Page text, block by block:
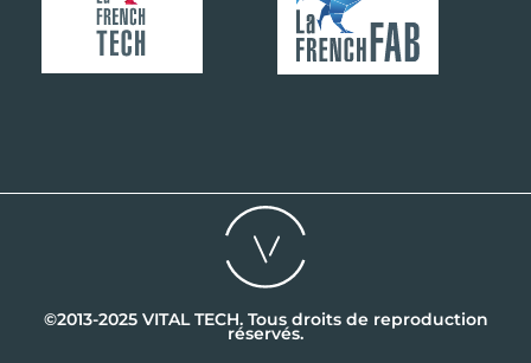
©2013-2025 VITAL TECH. Tous droits de reproduction
réservés.